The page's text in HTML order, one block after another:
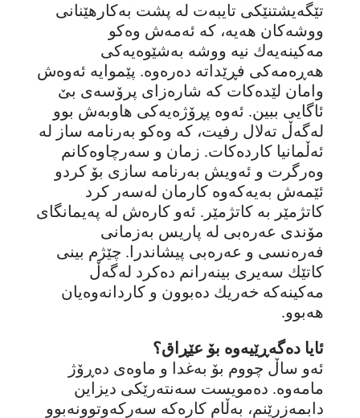
تێگەیشتنێکی تایبەت لە پشت بەکارهێنانی
ووشەکان هەیە، کە ئەمەش وەکو
مەکینەیەك نیە ووشە بەشێوەیەکی
هەڕەمەکی فڕێداتە دەرەوە. پێموایە ئەوەش
وامان لێدەکات کە شارەزای پرۆسەی بێ
ئاگایی ببین. ئەوە پڕۆژەیەکی هاوبەش بوو
لەگەڵ تەلال رفیت، کە وەکو بەرنامە ساز لە
ئەڵمانیا کاردەکات. زمان و سەرچاوەکانم
وەرگرت و ئەویش بەرنامە سازی بۆ کردو
ئێمەش بەیەکەوە کارمان لەسەر کرد
کاتژمێر بە کاتژمێر. ئەو کارەش لە پەیمانگای
مۆندی عەرەبی لە پاریس بەزمانی
فەرەنسی و عەرەبی پیشاندرا. چێژم بینی
کاتێك سەیری بینەرانم دەکرد لەگەڵ
مەکینەکە خەریك دەبوون و کاردانەوەیان
هەبوو.
ئایا دەگەڕێیەوە بۆ عێڕاق؟
ئەو ساڵ چووم بۆ بەغدا و ماوەی دەڕۆژ
مامەوە. دەمویست سەنتەرێکی دیزاین
دابمەزرێنم، بەڵام کارەکە سەرکەوتوونەبوو